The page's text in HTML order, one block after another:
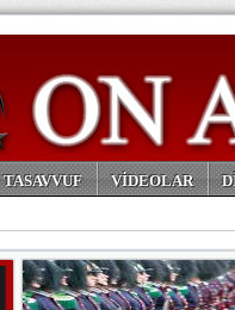
TASAVVUF VİDEOLAR